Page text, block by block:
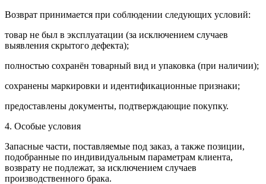
Возврат принимается при соблюдении следующих условий:
товар не был в эксплуатации (за исключением случаев
выявления скрытого дефекта);
полностью сохранён товарный вид и упаковка (при наличии);
сохранены маркировки и идентификационные признаки;
предоставлены документы, подтверждающие покупку.
4. Особые условия
Запасные части, поставляемые под заказ, а также позиции,
подобранные по индивидуальным параметрам клиента,
возврату не подлежат, за исключением случаев
производственного брака.